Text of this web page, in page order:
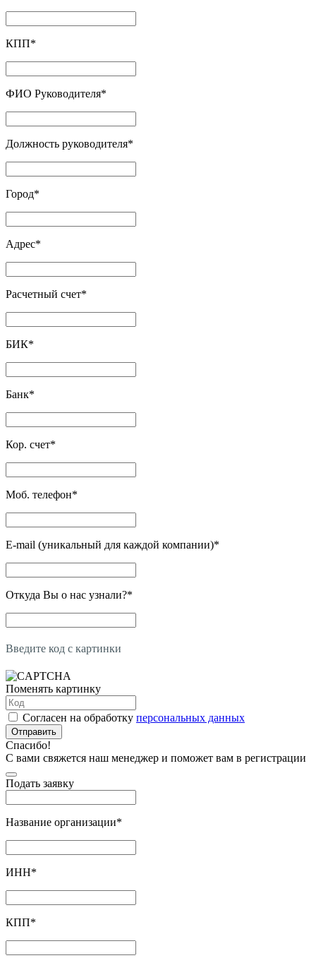
КПП*
ФИО Руководителя*
Должность руководителя*
Город*
Адрес*
Расчетный счет*
БИК*
Банк*
Кор. счет*
Моб. телефон*
E-mail (уникальный для каждой компании)*
Откуда Вы о нас узнали?*
Введите код с картинки
Поменять картинку
Согласен на обработку персональных данных
Отправить
Спасибо!
С вами свяжется наш менеджер и поможет вам в регистрации
Подать заявку
Название организации*
ИНН*
КПП*